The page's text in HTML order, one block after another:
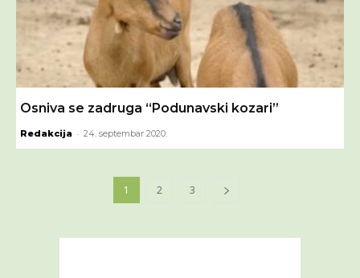
Osniva se zadruga “Podunavski kozari”
Redakcija - 24. septembar 2020.
1 2 3